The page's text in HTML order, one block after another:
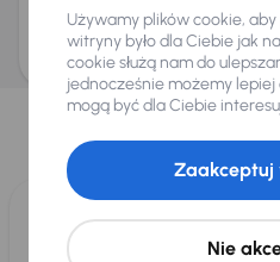
ani zagwarantowaną dostępnością pojazdu.
Dopraváků 874/15, Čimice, 184 00 Praga
Twoje dane osobowe zgodnie z
osobowych
Wybieramy dla Ciebienajlepsze
dla Ciebiedo 400
Używamy plików cookie,
witryny było dla Ciebie jak
cookie służą nam do
jednocześnie możemy
mogą być dla Ciebie
Nie
Zaakceptuj